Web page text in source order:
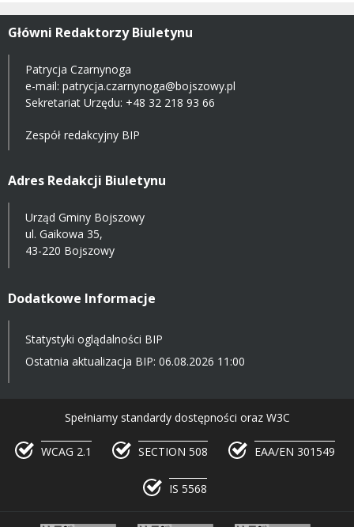
Główni Redaktorzy Biuletynu
Patrycja Czarnynoga
e-mail: patrycja.czarnynoga@bojszowy.pl
Sekretariat Urzędu: +48 32 218 93 66
Zespół redakcyjny BIP
Adres Redakcji Biuletynu
Urząd Gminy Bojszowy
ul. Gaikowa 35,
43-220 Bojszowy
Dodatkowe Informacje
Statystyki oglądalności BIP
Ostatnia aktualizacja BIP: 06.08.2026 11:00
Spełniamy standardy dostępności oraz W3C
WCAG 2.1 SECTION 508 EAA/EN 301549
IS 5568